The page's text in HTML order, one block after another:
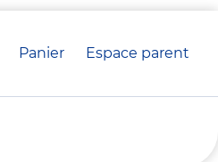
Panier crèche(s)
Espace parent